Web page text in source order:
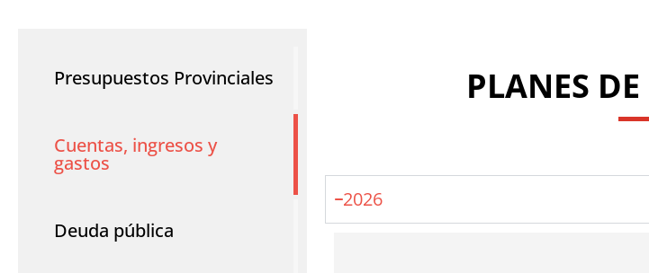
Presupuestos Provinciales
Cuentas, ingresos y
gastos
Deuda pública
PLANES DE
2026